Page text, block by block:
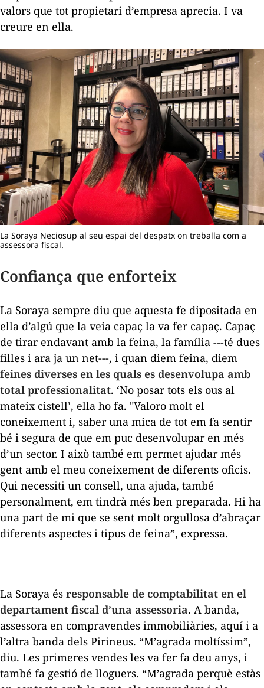
valors que tot propietari d’empresa aprecia. I va
creure en ella.
La Soraya Neciosup al seu espai del despatx on treballa com a
assessora fiscal.
Confiança que enforteix
La Soraya sempre diu que aquesta fe dipositada en
ella d’algú que la veia capaç la va fer capaç. Capaç
de tirar endavant amb la feina, la família ---té dues
filles i ara ja un net---, i quan diem feina, diem
feines diverses en les quals es desenvolupa amb
total professionalitat. ‘No posar tots els ous al
mateix cistell’, ella ho fa. "Valoro molt el
coneixement i, saber una mica de tot em fa sentir
bé i segura de que em puc desenvolupar en més
d’un sector. I això també em permet ajudar més
gent amb el meu coneixement de diferents oficis.
Qui necessiti un consell, una ajuda, també
personalment, em tindrà més ben preparada. Hi ha
una part de mi que se sent molt orgullosa d’abraçar
diferents aspectes i tipus de feina”, expressa.
La Soraya és responsable de comptabilitat en el
departament fiscal d’una assessoria. A banda,
assessora en compravendes immobiliàries, aquí i a
l’altra banda dels Pirineus. “M’agrada moltíssim”,
diu. Les primeres vendes les va fer fa deu anys, i
també fa gestió de lloguers. “M’agrada perquè estàs